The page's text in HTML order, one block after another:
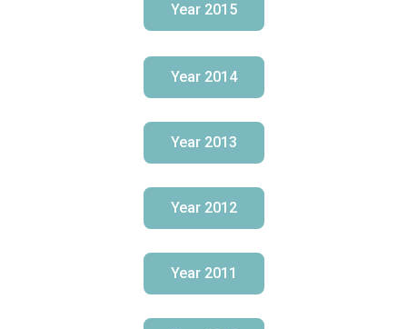
Year 2015
Year 2014
Year 2013
Year 2012
Year 2011